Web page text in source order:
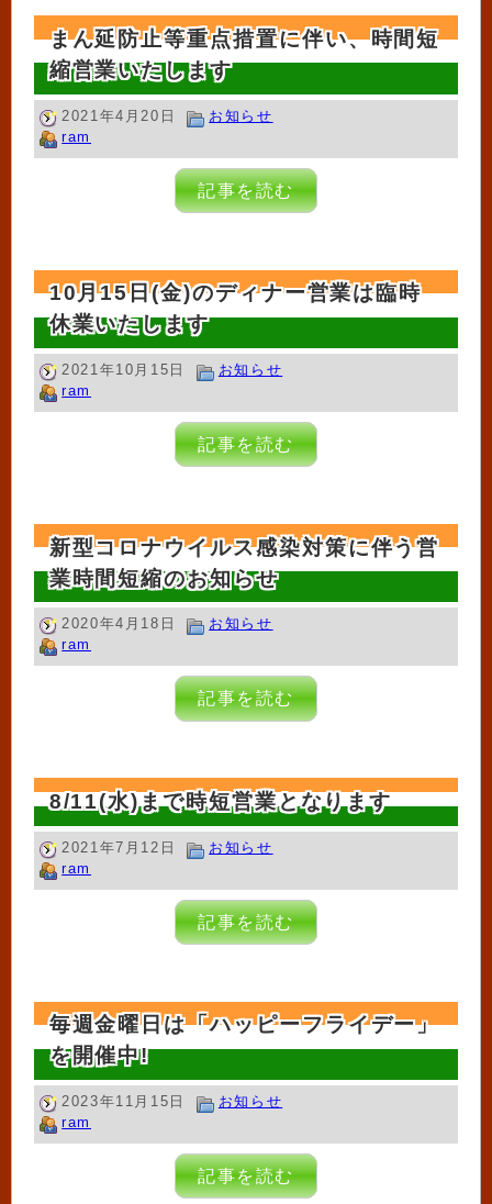
まん延防止等重点措置に伴い、時間短
縮営業いたします
2021年4月20日
お知らせ
ram
記事を読む
10月15日(金)のディナー営業は臨時
休業いたします
2021年10月15日
お知らせ
ram
記事を読む
新型コロナウイルス感染対策に伴う営
業時間短縮のお知らせ
2020年4月18日
お知らせ
ram
記事を読む
8/11(水)まで時短営業となります
2021年7月12日
お知らせ
ram
記事を読む
毎週金曜日は「ハッピーフライデー」
を開催中!
2023年11月15日
お知らせ
ram
記事を読む